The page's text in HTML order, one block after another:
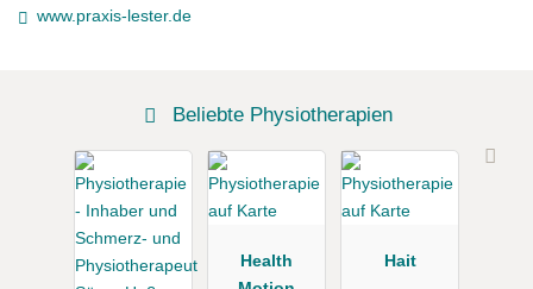
www.praxis-lester.de
Beliebte Physiotherapien
Health
Hait